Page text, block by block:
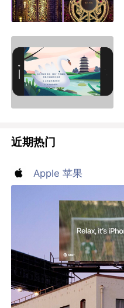
近期热门
Apple 苹果